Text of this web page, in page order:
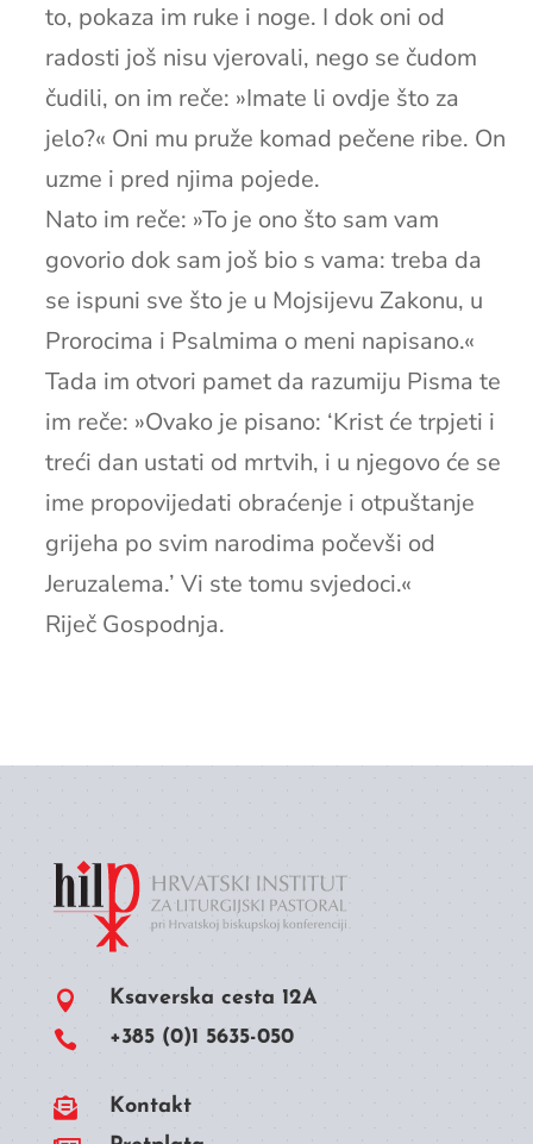
to, pokaza im ruke i noge. I dok oni od
radosti još nisu vjerovali, nego se čudom
čudili, on im reče: »Imate li ovdje što za
jelo?« Oni mu pruže komad pečene ribe. On
uzme i pred njima pojede.
Nato im reče: »To je ono što sam vam
govorio dok sam još bio s vama: treba da
se ispuni sve što je u Mojsijevu Zakonu, u
Prorocima i Psalmima o meni napisano.«
Tada im otvori pamet da razumiju Pisma te
im reče: »Ovako je pisano: ‘Krist će trpjeti i
treći dan ustati od mrtvih, i u njegovo će se
ime propovijedati obraćenje i otpuštanje
grijeha po svim narodima počevši od
Jeruzalema.’ Vi ste tomu svjedoci.«
Riječ Gospodnja.
 Ksaverska cesta 12A
 +385 (0)1 5635-050
 Kontakt